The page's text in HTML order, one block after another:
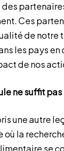
Ces
de notre
les pays
de nos
ne suffit pas
une autre
où la
se